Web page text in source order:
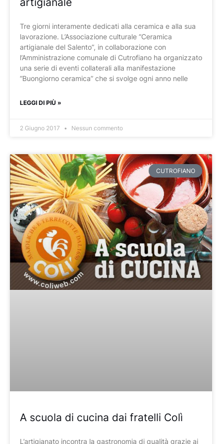
Tre giorni interamente dedicati alla ceramica e alla sua
lavorazione. L’Associazione culturale “Ceramica
artigianale del Salento”, in collaborazione con
l’Amministrazione comunale di Cutrofiano ha organizzato
una serie di eventi collaterali alla manifestazione
“Buongiorno ceramica” che si svolge ogni anno nelle
LEGGI DI PIÙ »
2 Giugno 2017 Nessun commento
CUTROFIANO
A scuola di cucina dai fratelli Colì
L’artigianato incontra la gastronomia di qualità grazie ai